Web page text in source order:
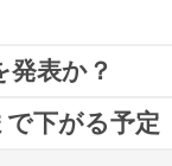
に出回りました
表か？
携が発表された
下がる予定